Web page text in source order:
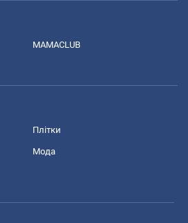
MAMACLUB
Плітки
Мода